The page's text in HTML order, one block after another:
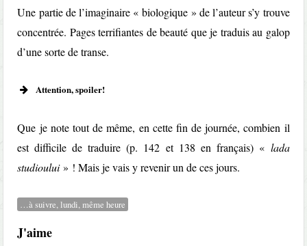
Une partie de l’imaginaire « biologique » de l’auteur s’y trouve
concentrée. Pages terrifiantes de beauté que je traduis au galop
d’une sorte de transe.
Attention, spoiler!
Que je note tout de même, en cette fin de journée, combien il
est difficile de traduire (p. 142 et 138 en français) « lada
studioului» ! Mais je vais y revenir un de ces jours.
…à suivre, lundi, même heure
J'aime